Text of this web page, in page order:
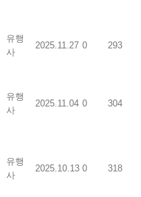
유행
사
2025.11.27 0 293
유행
사
2025.11.04 0 304
유행
사
2025.10.13 0 318